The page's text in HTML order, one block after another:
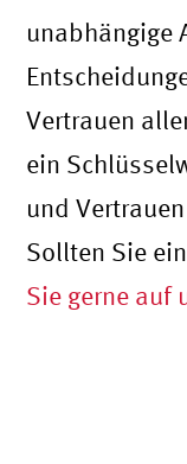
unabhängige
Vertrauen
ein
und
Sollten Sie
Sie gerne auf